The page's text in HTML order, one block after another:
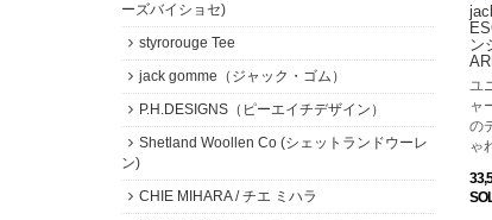
ン
ユ
ャ
の
ゃ
ーズバイショセ)
styrorouge Tee
jack gomme（ジャック・ゴム）
P.H.DESIGNS（ピーエイチデザイン）
Shetland Woollen Co (シェットランドウーレ
ン)
CHIE MIHARA / チエ ミハラ